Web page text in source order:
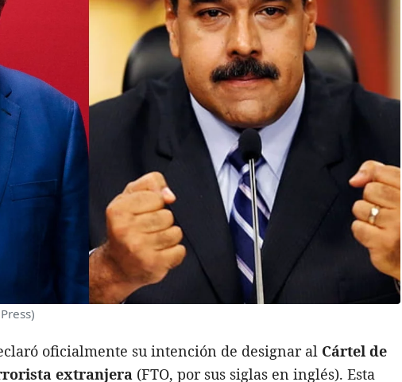
oficialmente su intención de designar al Cártel de
extranjera (FTO, por sus siglas en inglés). Esta